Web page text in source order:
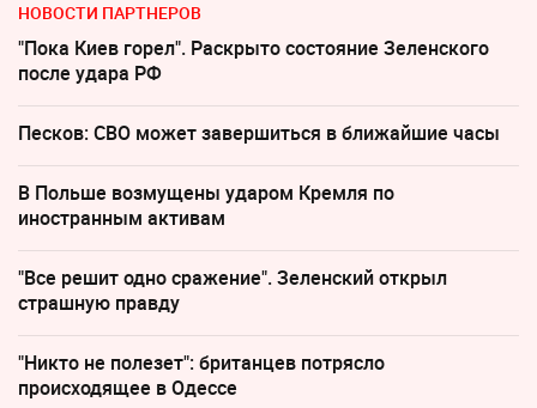
НОВОСТИ ПАРТНЕРОВ
"Пока Киев горел". Раскрыто состояние Зеленского
после удара РФ
Песков: СВО может завершиться в ближайшие часы
В Польше возмущены ударом Кремля по
иностранным активам
"Все решит одно сражение". Зеленский открыл
страшную правду
"Никто не полезет": британцев потрясло
происходящее в Одессе